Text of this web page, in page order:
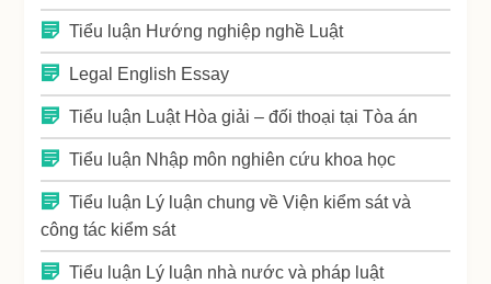
Tiểu luận Hướng nghiệp nghề Luật
Legal English Essay
Tiểu luận Luật Hòa giải – đối thoại tại Tòa án
Tiểu luận Nhập môn nghiên cứu khoa học
Tiểu luận Lý luận chung về Viện kiểm sát và
công tác kiểm sát
Tiểu luận Lý luận nhà nước và pháp luật